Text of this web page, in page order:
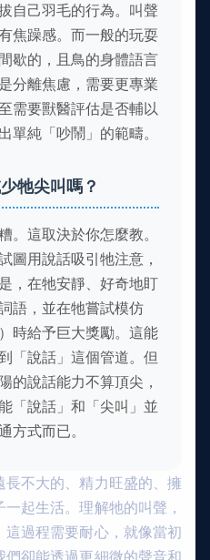
自己羽毛的行為。叫聲
焦躁感。而一般的玩耍
歇的，且鳥的身體語言
分離焦慮，需要更專業
需要獸醫評估是否輔以
單純「吵鬧」的範疇。
牠尖叫嗎？
。這取決於你怎麼教。
圖用說話吸引牠注意，
，在牠安靜、好奇地盯
語，並在牠嘗試模仿
時給予巨大獎勵。這能
「說話」這個管道。但
的說話能力不算頂尖，
「說話」和「尖叫」並
方式而已。
不大的、精力旺盛的、擁
起生活。理解牠的叫聲，
過程需要耐心，就像當初
卻能透過更細微的聲音和